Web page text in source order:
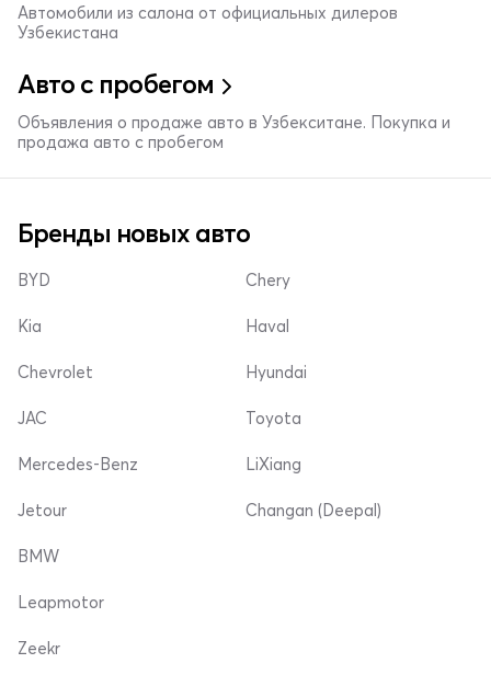
Автомобили из салона от официальных дилеров
Узбекистана
Авто с пробегом
Объявления о продаже авто в Узбекситане. Покупка и
продажа авто с пробегом
Бренды новых авто
BYD
Kia
Chevrolet
Chery
Haval
Hyundai
JAC
Mercedes-Benz
Jetour
Toyota
LiXiang
Changan (Deepal)
BMW
Leapmotor
Zeekr